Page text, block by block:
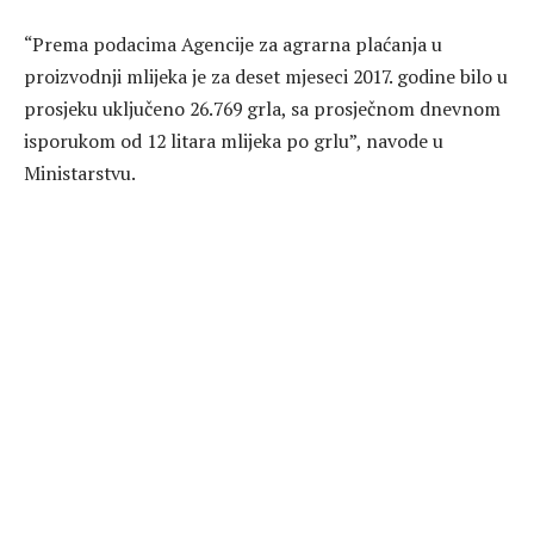
“Prema podacima Agencije za agrarna plaćanja u
proizvodnji mlijeka je za deset mjeseci 2017. godine bilo u
prosjeku uključeno 26.769 grla, sa prosječnom dnevnom
isporukom od 12 litara mlijeka po grlu”, navode u
Ministarstvu.